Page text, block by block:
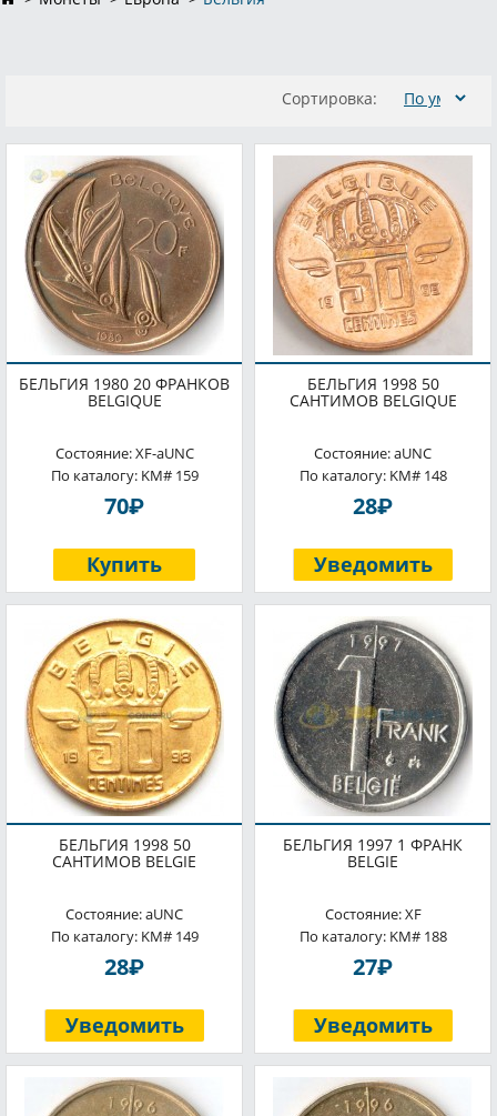
Сортировка:
БЕЛЬГИЯ 1980 20 ФРАНКОВ
BELGIQUE
Состояние: XF-aUNC
По каталогу: KM# 159
70P
Купить
БЕЛЬГИЯ 1998 50
САНТИМОВ BELGIQUE
Состояние: aUNC
По каталогу: KM# 148
28P
Уведомить
БЕЛЬГИЯ 1998 50
САНТИМОВ BELGIE
Состояние: aUNC
По каталогу: KM# 149
28P
Уведомить
БЕЛЬГИЯ 1997 1 ФРАНК
BELGIE
Состояние: XF
По каталогу: KM# 188
27P
Уведомить